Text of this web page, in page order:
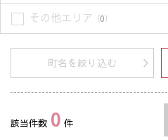
その他エリア （0）
町名を絞り込む
該当件数 0 件